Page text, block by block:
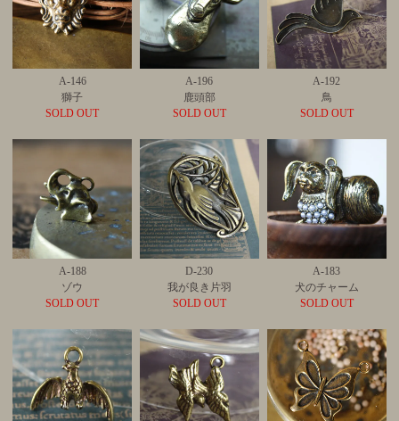
A-146
獅子
SOLD OUT
A-196
鹿頭部
SOLD OUT
A-192
鳥
SOLD OUT
A-188
ゾウ
SOLD OUT
D-230
我が良き片羽
SOLD OUT
A-183
犬のチャーム
SOLD OUT